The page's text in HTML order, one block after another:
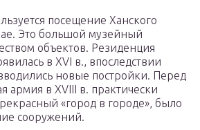
посещение Ханского
Это большой музейный
объектов. Резиденция
в XVI в., впоследствии
новые постройки. Перед
армия в XVIII в. практически
«город в городе», было
сооружений.